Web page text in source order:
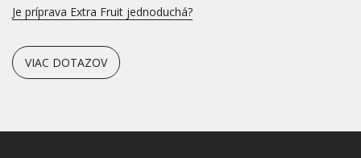
Je príprava Extra Fruit jednoduchá?
VIAC DOTAZOV